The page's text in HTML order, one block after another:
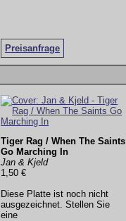
Preisanfrage
Tiger Rag / When The Saints
Go Marching In
Jan & Kjeld
1,50 €
Diese Platte ist noch nicht
ausgezeichnet. Stellen Sie
eine